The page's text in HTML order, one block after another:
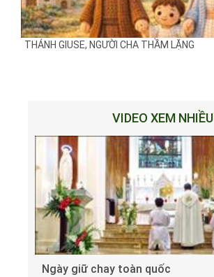
THÁNH GIUSE, NGƯỜI CHA THẦM LẶNG
VIDEO XEM NHIỀU
Ngày giữ chay toàn quốc